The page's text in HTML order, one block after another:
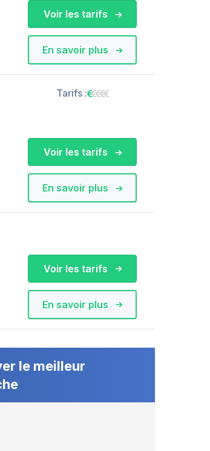
En savoir plus
Voir les tarifs
Tarifs :
En savoir plus
Voir les tarifs
En savoir plus
Voir les tarifs
le meilleur